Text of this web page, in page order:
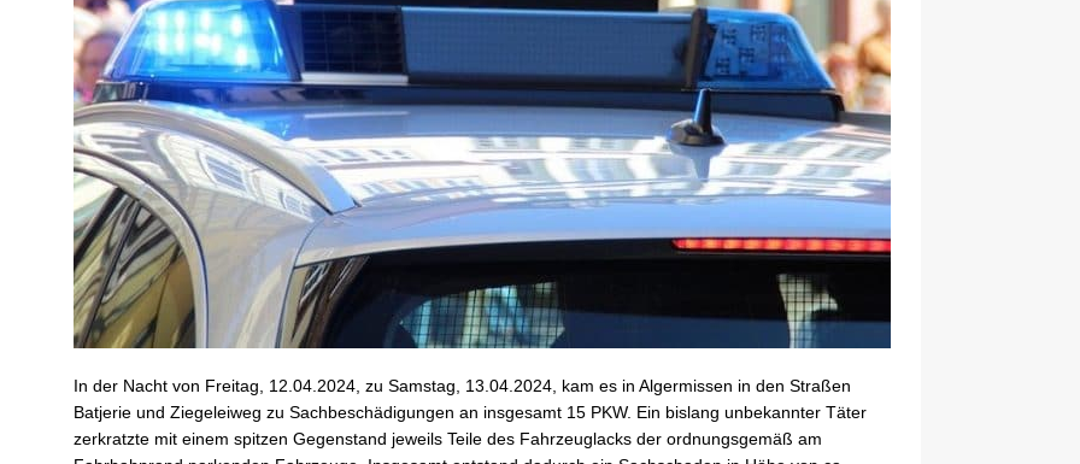
In der Nacht von Freitag, 12.04.2024, zu Samstag, 13.04.2024, kam es in Algermissen in den Straßen
Batjerie und Ziegeleiweg zu Sachbeschädigungen an insgesamt 15 PKW. Ein bislang unbekannter Täter
zerkratzte mit einem spitzen Gegenstand jeweils Teile des Fahrzeuglacks der ordnungsgemäß am